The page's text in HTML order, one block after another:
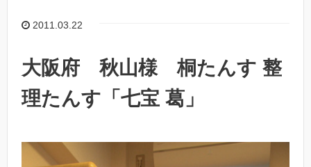
2011.03.22
大阪府 秋山様 桐たんす 整
理たんす「七宝 葛」